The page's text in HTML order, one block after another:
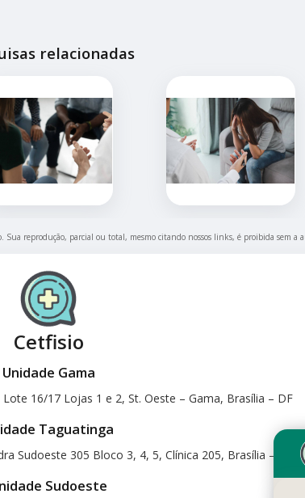
relacionadas
Sua reprodução, parcial ou total, mesmo citando nossos links, é proibida sem
Cetfisio
Unidade Gama
16/17 Lojas 1 e 2, St. Oeste – Gama, Brasília – DF
Taguatinga
Sudoeste 305 Bloco 3, 4, 5, Clínica 205, Brasília – DF,
Sudoeste